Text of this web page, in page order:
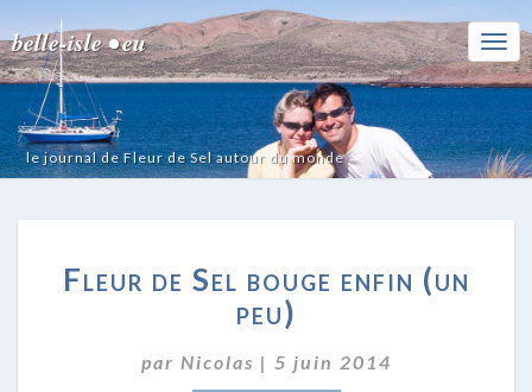
belle-isle • eu
le journal de Fleur de Sel autour du monde
DE
SEL
BOUGE
ENFIN
Fleur de Sel bouge enfin (un
peu)
par Nicolas | 5 juin 2014